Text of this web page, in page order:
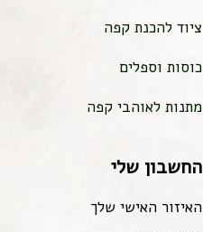
ציוד להכנת קפה
כוסות וספלים
מתנות לאוהבי קפה
החשבון שלי
האיזור האישי שלך